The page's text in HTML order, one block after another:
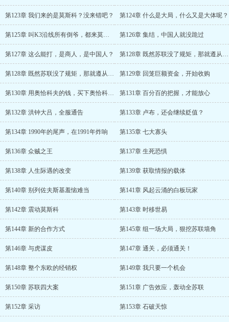
第123章 我们来的是莫斯科？没来错吧？ 第124章 什么是大局，什么又是大体呢？
第125章 叫K3沿线所有倒爷，都来莫斯科 第126章 集结，中国人就没跪过
第127章 这么能打，是商人，是中国人？ 第128章 既然苏联没了规矩，那就遵从我秦远的规矩
第128章 既然苏联没了规矩，那就遵从我秦远的规矩 第129章 回笼巨额资金，开始收购
第130章 用奥恰科夫的钱，买下奥恰科夫！ 第131章 百分百的把握，才能放心
第132章 洪钟大吕，全服通告 第133章 卢布，还会继续贬值？
第134章 1990年的尾声，在1991年炸响 第135章 七大寡头
第136章 众贼之王 第137章 生死恐惧
第138章 人生际遇的改变 第139章 获取情报的载体
第140章 别列佐夫斯基羞恼难当 第141章 风起云涌的白板玩家
第142章 震动莫斯科 第143章 时移世易
第144章 新的合作方式 第145章 组一场大局，狠挖苏联墙角
第146章 与虎谋皮 第147章 通关，必须通关！
第148章 整个东欧的经销权 第149章 我只要一个机会
第150章 苏联四大案 第151章 广告效应，轰动全苏联
第152章 采访 第153章 石破天惊